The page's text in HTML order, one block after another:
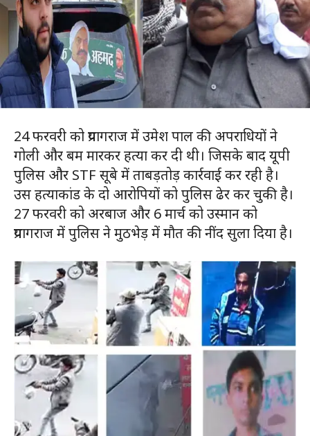
24 फरवरी को प्रयागराज में उमेश पाल की अपराधियों ने
गोली और बम मारकर हत्या कर दी थी। जिसके बाद यूपी
पुलिस और STF सूबे में ताबड़तोड़ कार्रवाई कर रही है।
उस हत्याकांड के दो आरोपियों को पुलिस ढेर कर चुकी है।
27 फरवरी को अरबाज और 6 मार्च को उस्मान को
प्रयागराज में पुलिस ने मुठभेड़ में मौत की नींद सुला दिया है।